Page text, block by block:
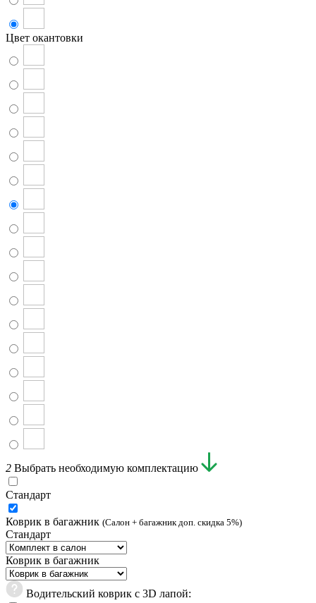
Цвет окантовки
2 Выбрать необходимую комплектацию
Стандарт
Коврик в багажник (Салон + багажник доп. скидка 5%)
Стандарт
Коврик в багажник
Водительский коврик с 3D лапой: